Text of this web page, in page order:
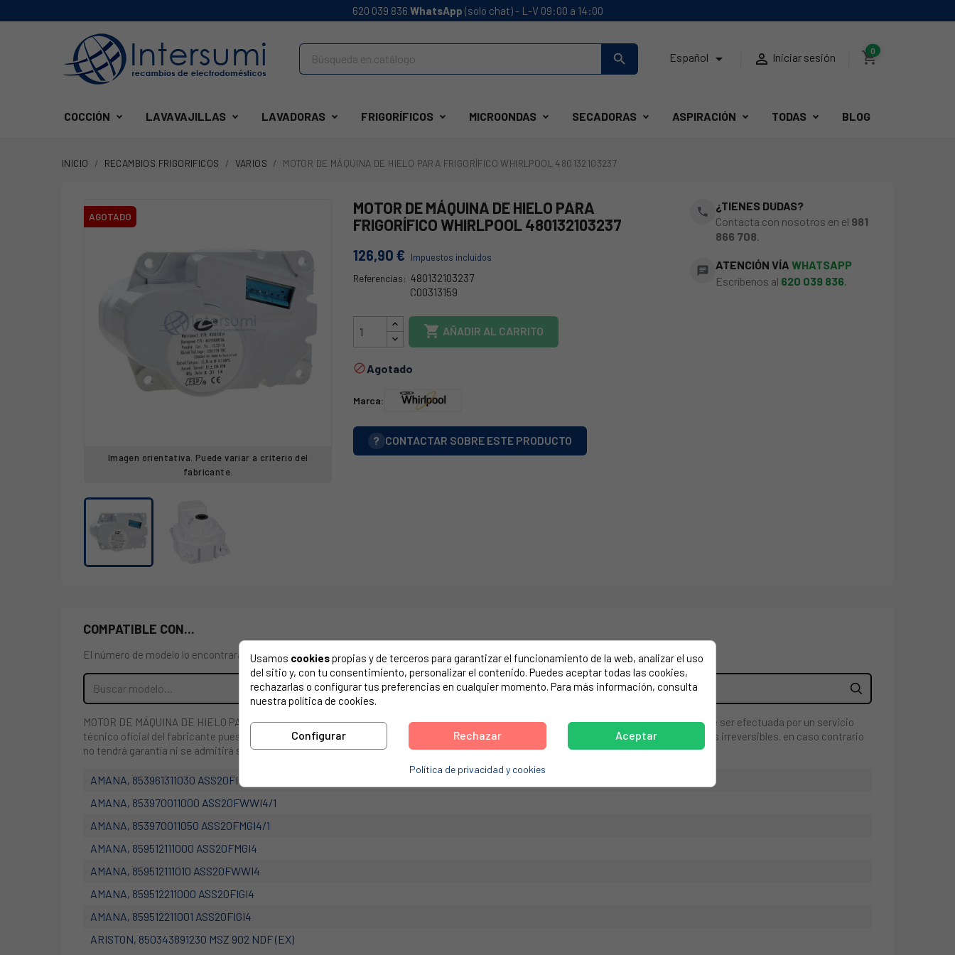
620 039 836 WhatsApp (solo chat) - L-V 09:00 a 14:00
search Español   Iniciar sesión shopping_cart
0
COCCIÓN LAVAVAJILLAS LAVADORAS FRIGORÍFICOS MICROONDAS SECADORAS ASPIRACIÓN TODAS BLOG
INICIO RECAMBIOS FRIGORIFICOS VARIOS MOTOR DE MÁQUINA DE HIELO PARA FRIGORÍFICO WHIRLPOOL 480132103237
AGOTADO
Imagen orientativa. Puede variar a criterio del
fabricante.
MOTOR DE MÁQUINA DE HIELO PARA
FRIGORÍFICO WHIRLPOOL 480132103237
126,90 € Impuestos incluidos
Referencias: 480132103237
C00313159
480132103237
 AÑADIR AL CARRITO
Agotado
Marca:
? CONTACTAR SOBRE ESTE PRODUCTO
phone
¿TIENES DUDAS?
Contacta con nosotros en el 981
866 708.
chat ATENCIÓN VÍAWHATSAPP
Escríbenos al 620 039 836
COMPATIBLE CON...
El número de modelo lo encontrarás en la etiqueta de tu electrodoméstico. Suele estar formado por números y letras.
MOTOR DE MÁQUINA DE HIELO PARA FRIGORÍFICO WHIRLPOOL 480132103237, 461958805361, W10310114. La colocación y reparación debe ser efectuada por un servicio
técnico oficial del fabricante pues requiere de conocimientos técnicos. una mala colocación por parte del comprador, puede causar daños irreversibles. en caso contrario
no tendrá garantía ni se admitirá su devolución
AMANA, 853961311030 ASS20FIGI4/1
AMANA, 853970011000 ASS20FWWI4/1
AMANA, 853970011050 ASS20FMGI4/1
AMANA, 859512111000 ASS20FMGI4
AMANA, 859512111010 ASS20FWWI4
AMANA, 859512211000 ASS20FIGI4
AMANA, 859512211001 ASS20FIGI4
ARISTON, 850343891230 MSZ 902 NDF (EX)
Usamos cookiespropias y de terceros para garantizar el funcionamiento de la web, analizar el uso
del sitio y, con tu consentimiento, personalizar el contenido. Puedes aceptar todas las cookies,
rechazarlas o configurar tus preferencias en cualquier momento. Para más información, consulta
nuestra política de cookies.
Configurar Rechazar Aceptar
Política de privacidad y cookies